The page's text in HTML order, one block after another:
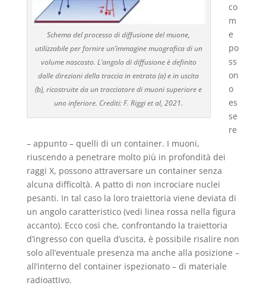
Schema del processo di diffusione del muone,
utilizzabile per fornire un’immagine muografica di un
volume nascosto. L’angolo di diffusione è definito
dalle direzioni della traccia in entrata (a) e in uscita
(b), ricostruite da un tracciatore di muoni superiore e
uno inferiore. Crediti: F. Riggi et al, 2021.
co
m
e
po
ss
on
o
es
se
re
– appunto – quelli di un container. I muoni,
riuscendo a penetrare molto più in profondità dei
raggi X, possono attraversare un container senza
alcuna difficoltà. A patto di non incrociare nuclei
pesanti. In tal caso la loro traiettoria viene deviata di
un angolo caratteristico (vedi linea rossa nella figura
accanto). Ecco così che, confrontando la traiettoria
d’ingresso con quella d’uscita, è possibile risalire non
solo all’eventuale presenza ma anche alla posizione –
all’interno del container ispezionato – di materiale
radioattivo.